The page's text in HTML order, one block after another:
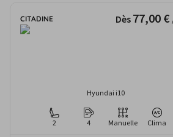
CITADINE Dès 77,00 €
Hyundai i10
2 4 Manuelle Clima